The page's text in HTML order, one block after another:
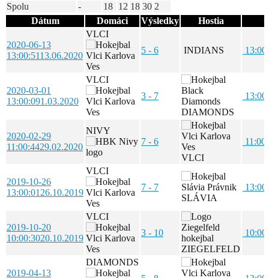
Spolu
- 18 12 18 30 2
Dátum
Domáci Výsledky Hostia
2020-06-13
13:00:5113.06.2020
VLCI
5 - 6
INDIANS
2020-03-01
13:00:091.03.2020
VLCI
3 - 7
DIAMONDS
2020-02-29
11:00:4429.02.2020
NIVY
7 - 6
VLCI
2019-10-26
13:00:01 26.10.2019
VLCI
7 - 7
SLÁVIA
2019-10-20
10:00:3020.10.2019
VLCI
3 - 10
ZIEGELFELD
2019-04-13
DIAMONDS